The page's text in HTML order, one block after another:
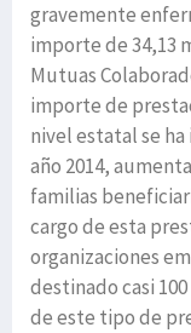
gravemente
importe de 34,13
Mutuas
importe de
nivel estatal se
año 2014,
familias
cargo de esta
organizaciones
destinado casi
de este tipo de